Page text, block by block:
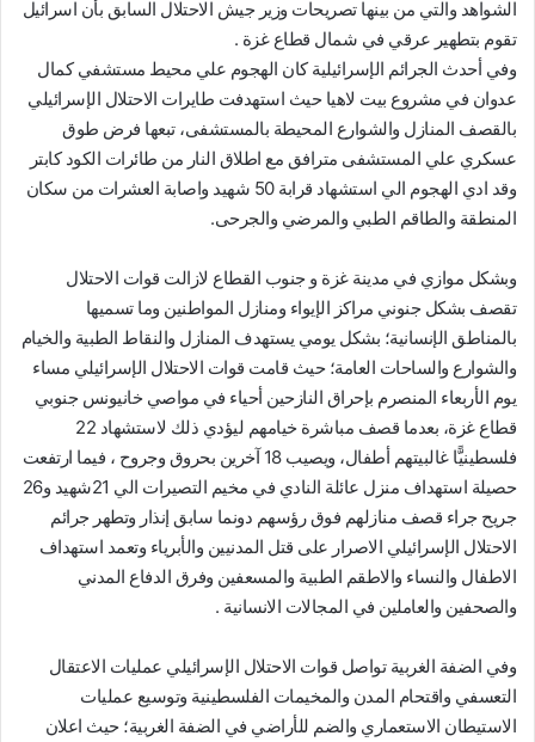
الشواهد والتي من بينها تصريحات وزير جيش الاحتلال السابق بأن اسرائيل
تقوم بتطهير عرقي في شمال قطاع غزة .
وفي أحدث الجرائم الإسرائيلية كان الهجوم علي محيط مستشفي كمال
عدوان في مشروع بيت لاهيا حيث استهدفت طايرات الاحتلال الإسرائيلي
بالقصف المنازل والشوارع المحيطة بالمستشفى، تبعها فرض طوق
عسكري علي المستشفى مترافق مع اطلاق النار من طائرات الكود كابتر
وقد ادي الهجوم الي استشهاد قرابة 50 شهيد واصابة العشرات من سكان
المنطقة والطاقم الطبي والمرضي والجرحى.
وبشكل موازي في مدينة غزة و جنوب القطاع لازالت قوات الاحتلال
تقصف بشكل جنوني مراكز الإيواء ومنازل المواطنين وما تسميها
بالمناطق الإنسانية؛ بشكل يومي يستهدف المنازل والنقاط الطبية والخيام
والشوارع والساحات العامة؛ حيث قامت قوات الاحتلال الإسرائيلي مساء
يوم الأربعاء المنصرم بإحراق النازحين أحياء في مواصي خانيونس جنوبي
قطاع غزة، بعدما قصف مباشرة خيامهم ليؤدي ذلك لاستشهاد 22
فلسطينيًّا غالبيتهم أطفال، ويصيب 18 آخرين بحروق وجروح ، فيما ارتفعت
حصيلة استهداف منزل عائلة النادي في مخيم التصيرات الي 21شهيد و26
جريح جراء قصف منازلهم فوق رؤسهم دونما سابق إنذار وتطهر جرائم
الاحتلال الإسرائيلي الاصرار على قتل المدنيين والأبرياء وتعمد استهداف
الاطفال والنساء والاطقم الطبية والمسعفين وفرق الدفاع المدني
والصحفين والعاملين في المجالات الانسانية .
وفي الضفة الغربية تواصل قوات الاحتلال الإسرائيلي عمليات الاعتقال
التعسفي واقتحام المدن والمخيمات الفلسطينية وتوسيع عمليات
الاستيطان الاستعماري والضم للأراضي في الضفة الغربية؛ حيث اعلان